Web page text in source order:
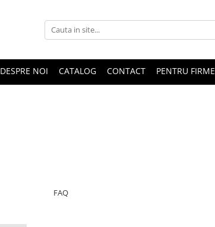
DESPRE NOI CATALOG CONTACT PENTRU FIRME
FAQ